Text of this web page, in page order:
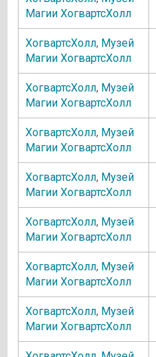
Магии ХогвартсХолл
ХогвартсХолл, Музей
Магии ХогвартсХолл
ХогвартсХолл, Музей
Магии ХогвартсХолл
ХогвартсХолл, Музей
Магии ХогвартсХолл
ХогвартсХолл, Музей
Магии ХогвартсХолл
ХогвартсХолл, Музей
Магии ХогвартсХолл
ХогвартсХолл, Музей
Магии ХогвартсХолл
ХогвартсХолл, Музей
Магии ХогвартсХолл